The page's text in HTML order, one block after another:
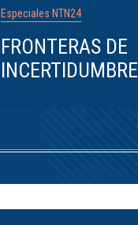
Especiales NTN24
FRONTERAS DE
INCERTIDUMBRE